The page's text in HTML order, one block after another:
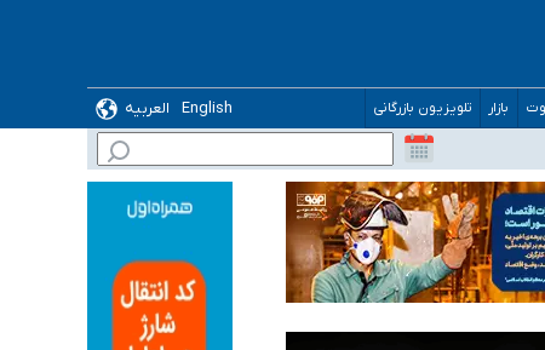
بازار تلویزیون بازرگانی English
العربیه
می‌شود